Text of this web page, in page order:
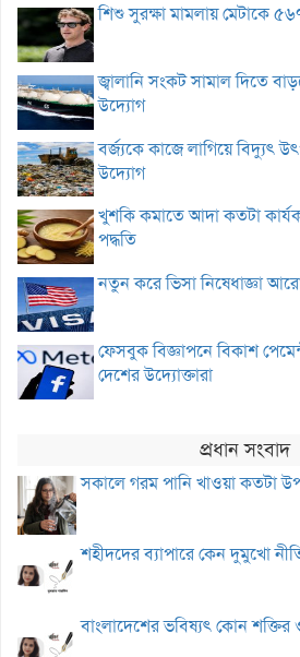
শিশু সুরক্ষা মামলায় মেটাকে
জ্বালানি সংকট সামাল দিতে
উদ্যোগ
বর্জ্যকে কাজে লাগিয়ে বিদ্যুৎ
উদ্যোগ
খুশকি কমাতে আদা কতটা
পদ্ধতি
নতুন করে ভিসা নিষেধাজ্ঞা
ফেসবুক বিজ্ঞাপনে বিকাশ
দেশের উদ্যোক্তারা
প্রধান সংবাদ
সকালে গরম পানি খাওয়া কতটা
শহীদদের ব্যাপারে কেন দুমুখো
বাংলাদেশের ভবিষ্যৎ কোন